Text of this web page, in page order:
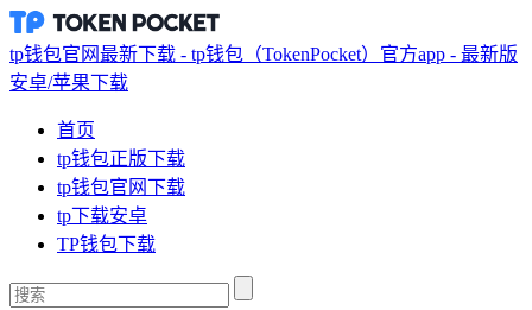
tp钱包官网最新下载 - tp钱包（TokenPocket）官方app - 最新版
安卓/苹果下载
首页
tp钱包正版下载
tp钱包官网下载
tp下载安卓
TP钱包下载